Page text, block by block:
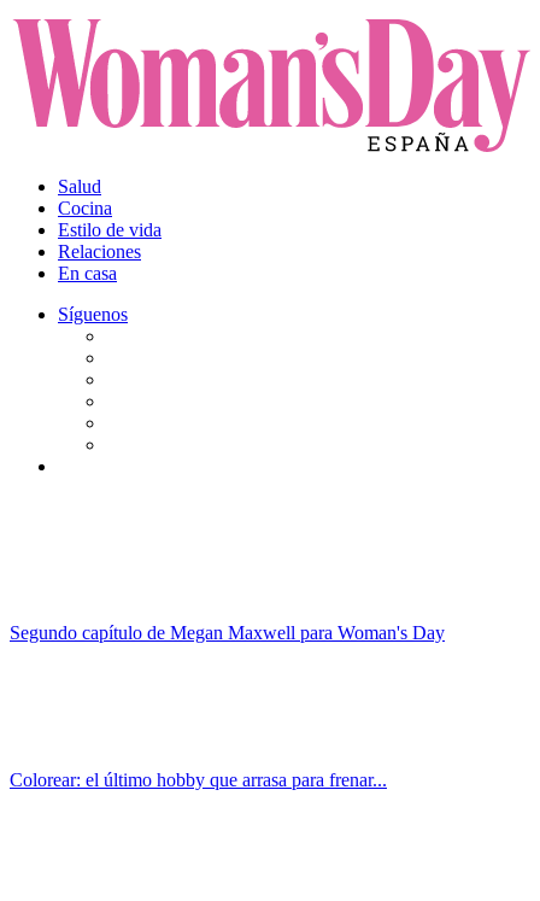
Salud
Cocina
Estilo de vida
Relaciones
En casa
Síguenos
Segundo capítulo de Megan Maxwell para Woman's Day
Colorear: el último hobby que arrasa para frenar...